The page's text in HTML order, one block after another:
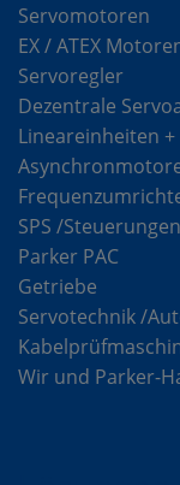
Servomotoren
EX / ATEX
Servoregler
Dezentrale
Lineareinheiten
SPS /Steuerungen
Parker PAC
Getriebe
Servotechnik /
Wir und Parker-